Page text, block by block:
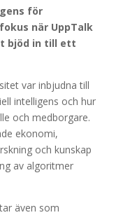
för
när UppTalk
bjöd in till ett
var inbjudna till
intelligens och hur
och medborgare.
ekonomi,
och kunskap
av algoritmer
även som